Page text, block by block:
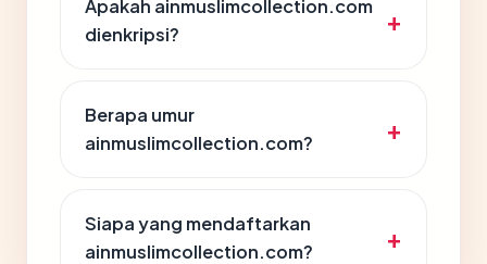
Apakah ainmuslimcollection.com
dienkripsi?
Berapa umur
ainmuslimcollection.com?
Siapa yang mendaftarkan
ainmuslimcollection.com?